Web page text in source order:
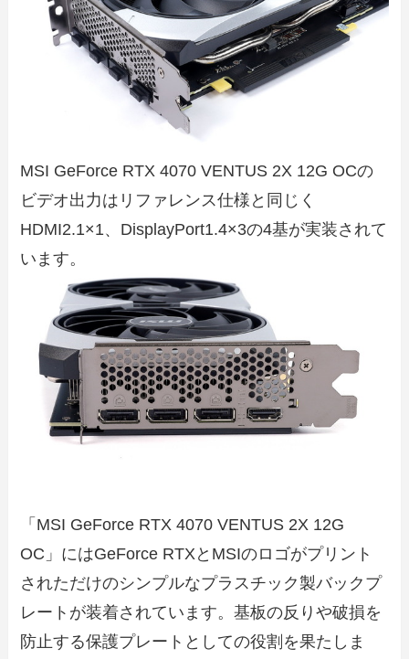
MSI GeForce RTX 4070 VENTUS 2X 12G OCの
ビデオ出力はリファレンス仕様と同じく
HDMI2.1×1、DisplayPort1.4×3の4基が実装されて
います。
「MSI GeForce RTX 4070 VENTUS 2X 12G
OC」にはGeForce RTXとMSIのロゴがプリント
されただけのシンプルなプラスチック製バックプ
レートが装着されています。基板の反りや破損を
防止する保護プレートとしての役割を果たしま